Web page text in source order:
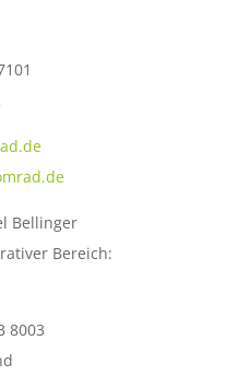
Bellinger
Bereich:
8003